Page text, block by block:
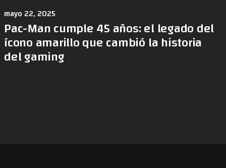
mayo 22, 2025
Pac-Man cumple 45 años: el legado del
ícono amarillo que cambió la historia
del gaming